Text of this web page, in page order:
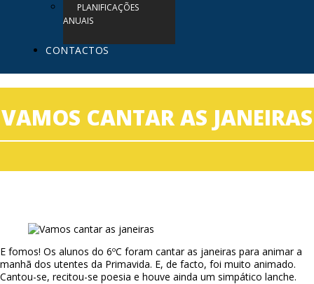
PLANIFICAÇÕES
ANUAIS
CONTACTOS
VAMOS CANTAR AS JANEIRAS
E fomos! Os alunos do 6ºC foram cantar as janeiras para animar a
manhã dos utentes da Primavida. E, de facto, foi muito animado.
Cantou-se, recitou-se poesia e houve ainda um simpático lanche.